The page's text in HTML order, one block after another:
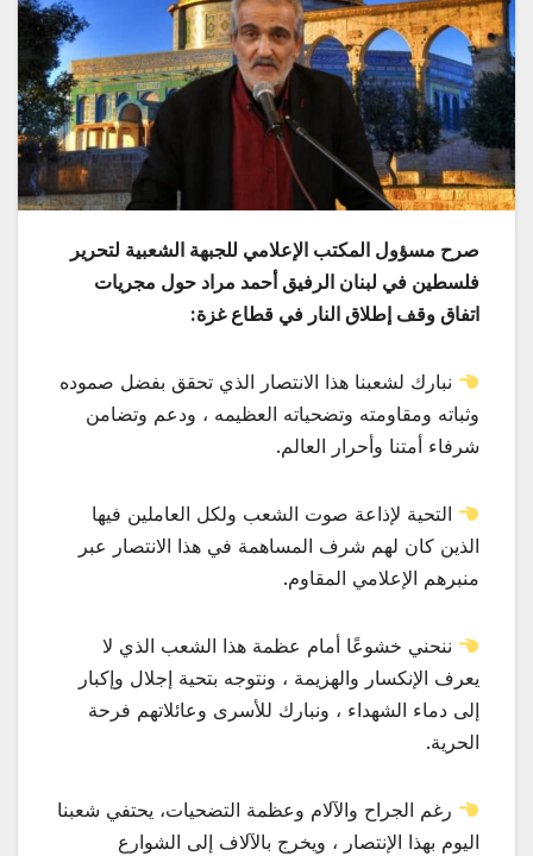
صرح مسؤول المكتب الإعلامي للجبهة الشعبية لتحرير
فلسطين في لبنان الرفيق أحمد مراد حول مجريات
اتفاق وقف إطلاق النار في قطاع غزة:
نبارك لشعبنا هذا الانتصار الذي تحقق بفضل صموده
وثباته ومقاومته وتضحياته العظيمه ، ودعم وتضامن
شرفاء أمتنا وأحرار العالم.
التحية لإذاعة صوت الشعب ولكل العاملين فيها
الذين كان لهم شرف المساهمة في هذا الانتصار عبر
منبرهم الإعلامي المقاوم.
ننحني خشوعًا أمام عظمة هذا الشعب الذي لا
يعرف الإنكسار والهزيمة ، ونتوجه بتحية إجلال وإكبار
إلى دماء الشهداء ، ونبارك للأسرى وعائلاتهم فرحة
الحرية.
رغم الجراح والآلام وعظمة التضحيات، يحتفي شعبنا
اليوم بهذا الإنتصار ، ويخرج بالآلاف إلى الشوارع